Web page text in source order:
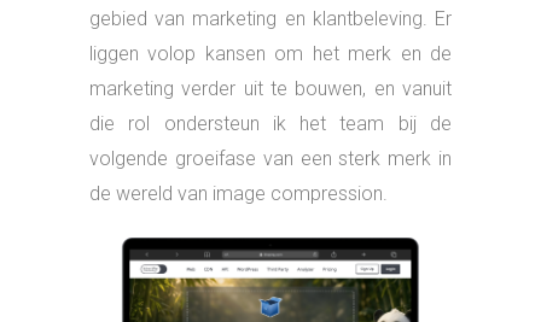
gebied van marketing en klantbeleving. Er
liggen volop kansen om het merk en de
marketing verder uit te bouwen, en vanuit
die rol ondersteun ik het team bij de
volgende groeifase van een sterk merk in
de wereld van image compression.